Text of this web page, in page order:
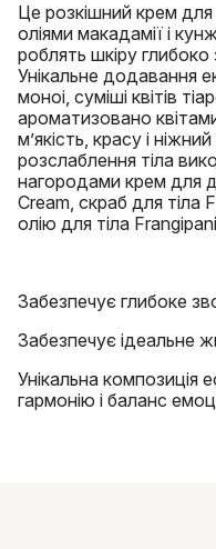
Це розкішний крем
оліями макадамії і
роблять шкіру
Унікальне додавання
моноі, суміші квітів
ароматизовано
м’якість, красу і
розслаблення тіла
нагородами крем для
Cream, скраб для тіла
олію для тіла
Забезпечує глибоке
Забезпечує ідеальне
Унікальна композиція
гармонію і баланс